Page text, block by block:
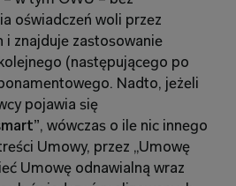
oświadczeń woli przez
i znajduje zastosowanie
(następującego po
Nadto, jeżeli
pojawia się
, wówczas o ile nic innego
Umowy, przez „Umowę
Umowę odnawialną wraz